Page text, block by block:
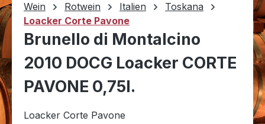
Wein Rotwein Italien
Toskana
Loacker Corte Pavone
Brunello di Montalcino
2010 DOCG Loacker CORTE
PAVONE 0,75l.
Loacker Corte Pavone